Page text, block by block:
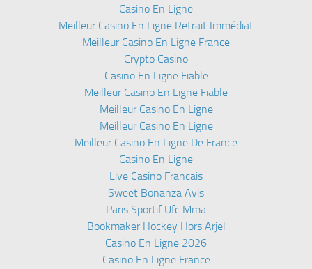
Casino En Ligne
Meilleur Casino En Ligne Retrait Immédiat
Meilleur Casino En Ligne France
Crypto Casino
Casino En Ligne Fiable
Meilleur Casino En Ligne Fiable
Meilleur Casino En Ligne
Meilleur Casino En Ligne
Meilleur Casino En Ligne De France
Casino En Ligne
Live Casino Francais
Sweet Bonanza Avis
Paris Sportif Ufc Mma
Bookmaker Hockey Hors Arjel
Casino En Ligne 2026
Casino En Ligne France